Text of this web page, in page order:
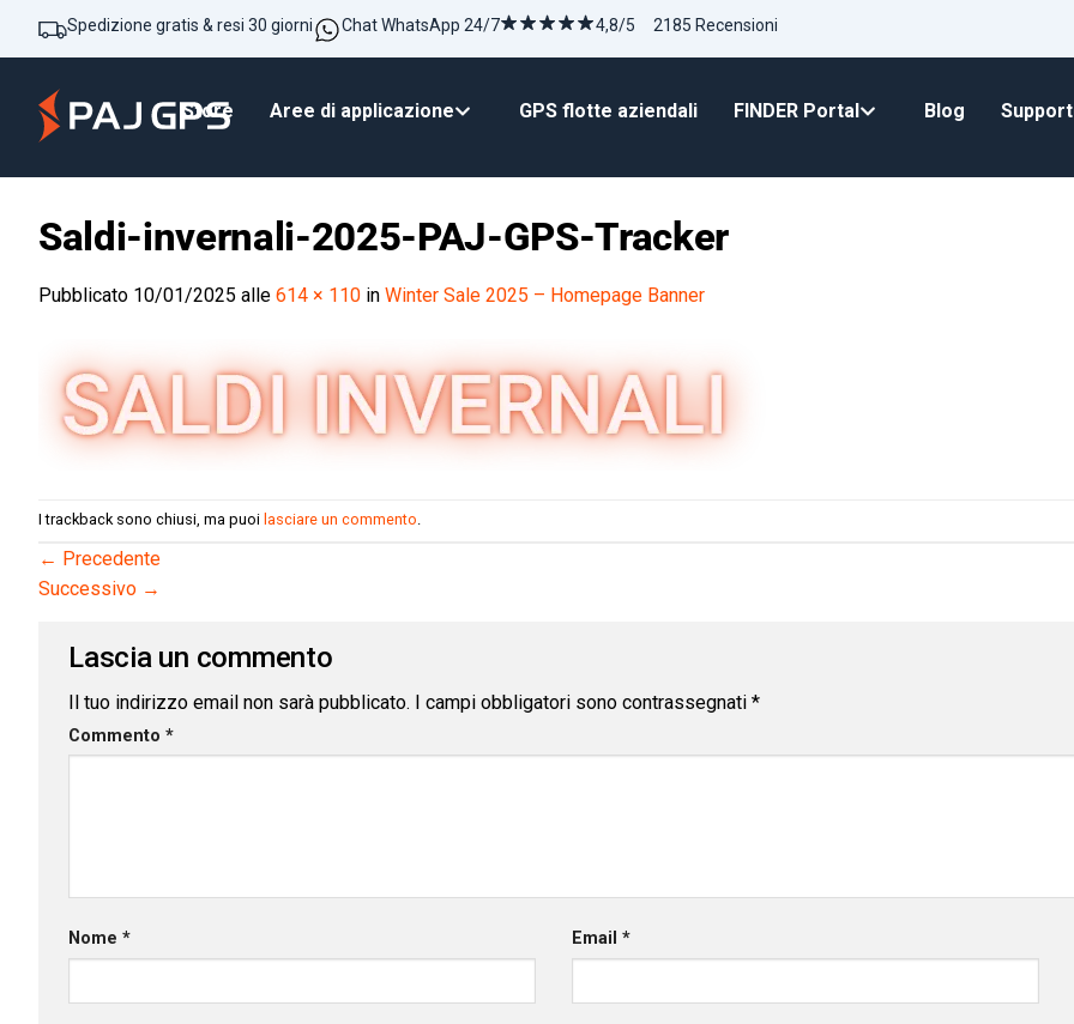
Spedizione gratis & resi 30 giorni Chat WhatsApp 24/7 4,8/5 2185 Recensioni
Store Aree di applicazione GPS flotte aziendali FINDER Portal Blog
Saldi-invernali-2025-PAJ-GPS-Tracker
Pubblicato 10/01/2025 alle 614 × 110 in Winter Sale 2025 – Homepage Banner
I trackback sono chiusi, ma puoi lasciare un commento
← Precedente
Successivo →
Lascia un commento
Il tuo indirizzo email non sarà pubblicato. I campi obbligatori sono contrassegnati *
Commento *
Nome * Email *